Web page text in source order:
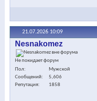
21.07.2026 10:09
Nesnakomez
Не покидает форум
Пол
Мужской
Сообщений
5,606
Репутация
1858